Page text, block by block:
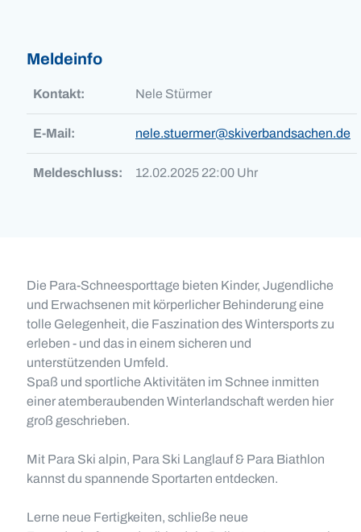
Meldeinfo
Kontakt: Nele Stürmer
E-Mail: nele.stuermer@skiverbandsachen.de
Meldeschluss: 12.02.2025 22:00 Uhr
Die Para-Schneesporttage bieten Kinder, Jugendliche
und Erwachsenen mit körperlicher Behinderung eine
tolle Gelegenheit, die Faszination des Wintersports zu
erleben - und das in einem sicheren und
unterstützenden Umfeld.
Spaß und sportliche Aktivitäten im Schnee inmitten
einer atemberaubenden Winterlandschaft werden hier
groß geschrieben.
Mit Para Ski alpin, Para Ski Langlauf & Para Biathlon
kannst du spannende Sportarten entdecken.
Lerne neue Fertigkeiten, schließe neue